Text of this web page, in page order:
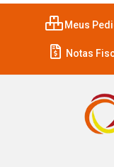
Meus
Notas